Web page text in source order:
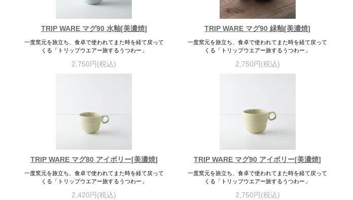
TRIP WARE マグ90 水釉[美濃焼]
一度窯元を旅立ち、食卓で使われてまた時を経て戻って
くる「トリップウエアー旅するうつわー」
2,750円(税込)
TRIP WARE マグ90 緑釉[美濃焼]
一度窯元を旅立ち、食卓で使われてまた時を経て戻って
くる「トリップウエアー旅するうつわー」
2,750円(税込)
TRIP WARE マグ80 アイボリー[美濃焼]
一度窯元を旅立ち、食卓で使われてまた時を経て戻って
くる「トリップウエアー旅するうつわー」
2,420円(税込)
TRIP WARE マグ90 アイボリー[美濃焼]
一度窯元を旅立ち、食卓で使われてまた時を経て戻って
くる「トリップウエアー旅するうつわー」
2,750円(税込)